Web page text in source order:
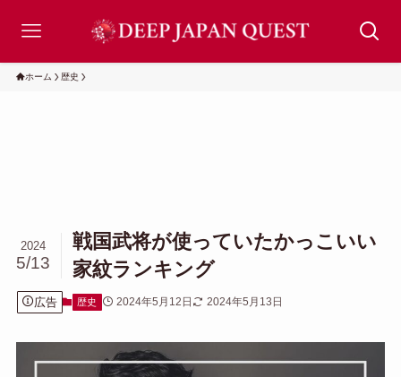
ホーム 歴史
戦国武将が使っていたかっこいい
家紋ランキング
2024
5/13
広告 歴史 2024年5月12日 2024年5月13日